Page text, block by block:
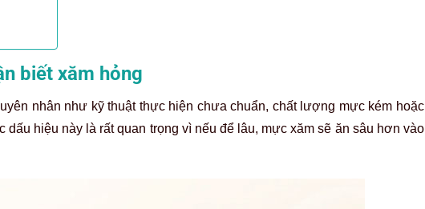
biết xăm hỏng
nhân như kỹ thuật thực hiện chưa chuẩn, chất lượng mực kém hoặc
hiệu này là rất quan trọng vì nếu để lâu, mực xăm sẽ ăn sâu hơn vào